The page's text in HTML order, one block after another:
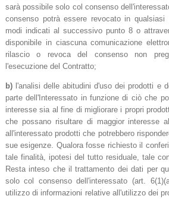
sarà possibile solo col consenso
consenso potrà essere revocato in qualsiasi
modi indicati al successivo punto 8 o
disponibile in ciascuna comunicazione
rilascio o revoca del consenso non
l'esecuzione del Contratto;
b)l'analisi delle abitudini d'uso dei prodotti e
parte dell'Interessato in funzione di ciò che
interesse sia al fine di migliorare i propri
che possano risultare di maggior interesse
all'interessato prodotti che potrebbero
sue esigenze. Qualora fosse richiesto il
tale finalità, ipotesi del tutto residuale, tale
Resta inteso che il trattamento dei dati per
solo col consenso dell'interessato (art.
utilizzo di informazioni relative all'utilizzo dei